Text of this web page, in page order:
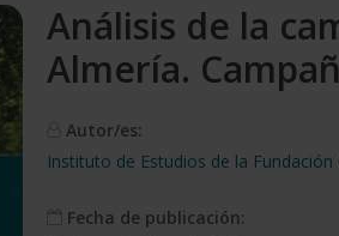
Análisis de la
Almería.
Autor/es:
Instituto de Estudios de la Fundación
Fecha de publicación: